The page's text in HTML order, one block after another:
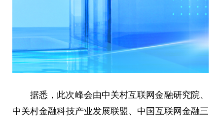
据悉，此次峰会由中关村互联网金融研究院、
中关村金融科技产业发展联盟、中国互联网金融三